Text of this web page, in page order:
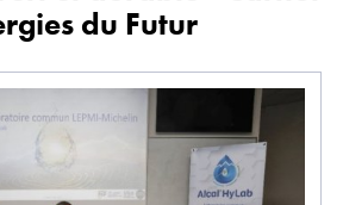
du Futur